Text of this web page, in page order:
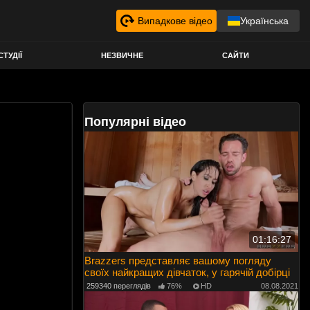
Випадкове відео Українська
НЕЗВИЧНЕ САЙТИ
Популярні відео
01:16:27
Brazzers представляє вашому погляду
своїх найкращих дівчаток, у гарячій добірці
259340 переглядів 76% HD 08.08.2021